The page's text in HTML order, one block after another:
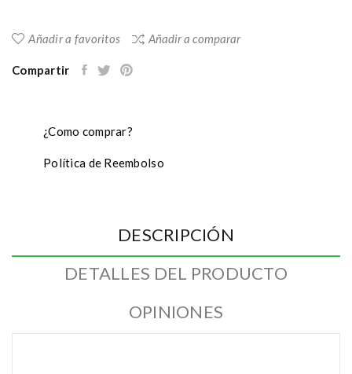
Añadir a favoritos Añadir a comparar
Compartir
¿Como comprar?
Política de Reembolso
DESCRIPCIÓN
DETALLES DEL PRODUCTO
OPINIONES